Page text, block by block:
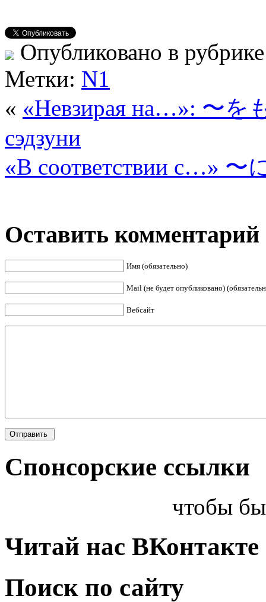
Опубликовано в
Метки: N1
« «Невзирая на…»: 〜を
сэдзуни
«В соответствии с…» 〜
Оставить комментарий
Имя (обязательно)
Mail (не будет опубликовано)
Вебсайт
Спонсорские ссылки
чтобы
Читай нас ВКонтакте
Поиск по сайту